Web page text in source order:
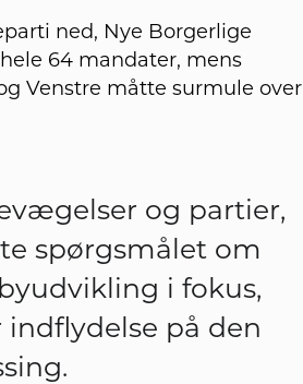
ned, Nye Borgerlige
64 mandater, mens
Venstre måtte surmule over
og partier,
spørgsmålet om
i fokus,
på den